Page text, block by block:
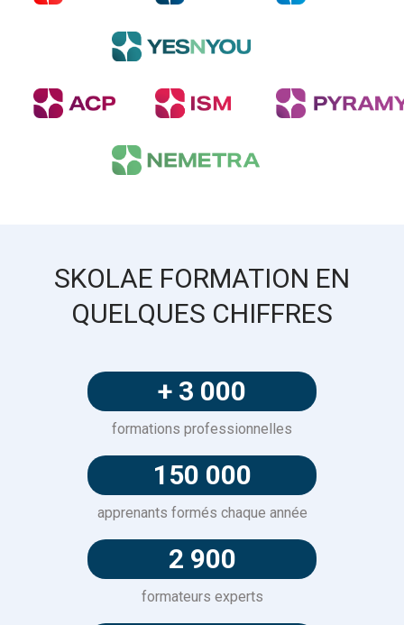
SKOLAE FORMATION EN
QUELQUES CHIFFRES
+ 3 000
formations professionnelles
150 000
apprenants formés chaque année
2 900
formateurs experts